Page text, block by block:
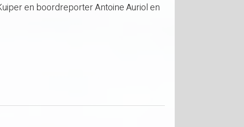
en boordreporter Antoine Auriol en